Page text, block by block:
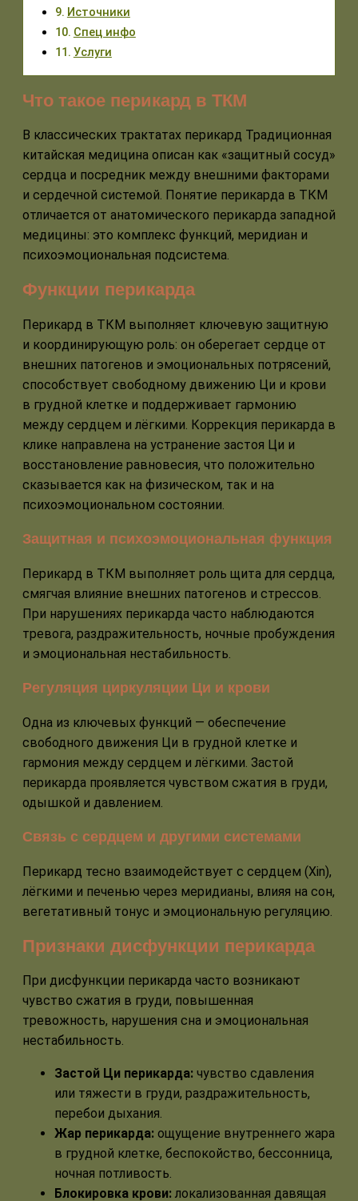
Источники
Спец инфо
Услуги
Что такое перикард в ТКМ
В классических трактатах перикард Традиционная
китайская медицина описан как «защитный сосуд»
сердца и посредник между внешними факторами
и сердечной системой. Понятие перикарда в ТКМ
отличается от анатомического перикарда западной
медицины: это комплекс функций, меридиан и
психоэмоциональная подсистема.
Функции перикарда
Перикард в ТКМ выполняет ключевую защитную
и координирующую роль: он оберегает сердце от
внешних патогенов и эмоциональных потрясений,
способствует свободному движению Ци и крови
в грудной клетке и поддерживает гармонию
между сердцем и лёгкими. Коррекция перикарда в
клике направлена на устранение застоя Ци и
восстановление равновесия, что положительно
сказывается как на физическом, так и на
психоэмоциональном состоянии.
Защитная и психоэмоциональная функция
Перикард в ТКМ выполняет роль щита для сердца,
смягчая влияние внешних патогенов и стрессов.
При нарушениях перикарда часто наблюдаются
тревога, раздражительность, ночные пробуждения
и эмоциональная нестабильность.
Регуляция циркуляции Ци и крови
Одна из ключевых функций — обеспечение
свободного движения Ци в грудной клетке и
гармония между сердцем и лёгкими. Застой
перикарда проявляется чувством сжатия в груди,
одышкой и давлением.
Связь с сердцем и другими системами
Перикард тесно взаимодействует с сердцем (Xin),
лёгкими и печенью через меридианы, влияя на сон,
вегетативный тонус и эмоциональную регуляцию.
Признаки дисфункции перикарда
При дисфункции перикарда часто возникают
чувство сжатия в груди, повышенная
тревожность, нарушения сна и эмоциональная
нестабильность.
Застой Ци перикарда: чувство сдавления
или тяжести в груди, раздражительность,
перебои дыхания.
Жар перикарда: ощущение внутреннего жара
в грудной клетке, беспокойство, бессонница,
ночная потливость.
Блокировка крови: локализованная давящая